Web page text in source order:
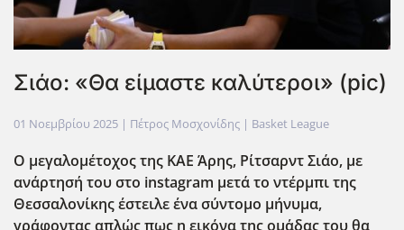
Σιάο: «Θα είμαστε καλύτεροι» (pic)
01 Νοεμβρίου 2025 | Πέτρος Μοσχονίδης | Basket League
Ο μεγαλομέτοχος της ΚΑΕ Άρης, Ρίτσαρντ Σιάο, με
ανάρτησή του στο instagram μετά το ντέρμπι της
Θεσσαλονίκης έστειλε ένα σύντομο μήνυμα,
γράφοντας απλώς πως η εικόνα της ομ΄αδας του θα